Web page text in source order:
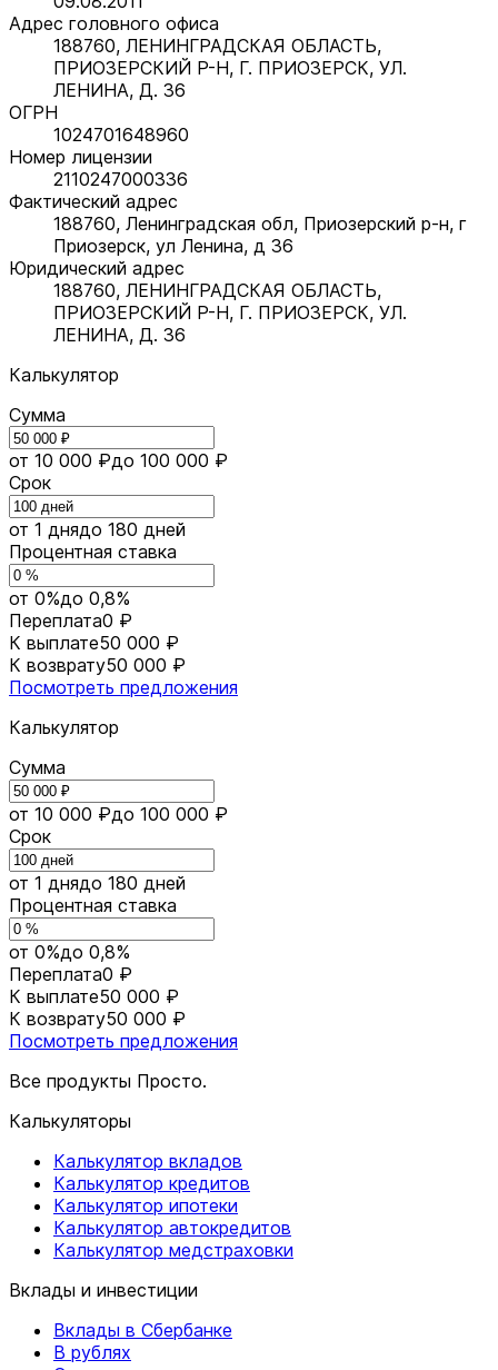
Адрес головного офиса
188760, ЛЕНИНГРАДСКАЯ ОБЛАСТЬ,
ПРИОЗЕРСКИЙ Р-Н, Г. ПРИОЗЕРСК, УЛ.
ЛЕНИНА, Д. 36
ОГРН
1024701648960
Номер лицензии
2110247000336
Фактический адрес
188760, Ленинградская обл, Приозерский р-н, г
Приозерск, ул Ленина, д 36
Юридический адрес
188760, ЛЕНИНГРАДСКАЯ ОБЛАСТЬ,
ПРИОЗЕРСКИЙ Р-Н, Г. ПРИОЗЕРСК, УЛ.
ЛЕНИНА, Д. 36
Калькулятор
Сумма
от 10 000 ₽до 100 000 ₽
Срок
от 1 днядо 180 дней
Процентная ставка
от 0%до 0,8%
Переплата0 ₽
К выплате50 000 ₽
К возврату50 000 ₽
Посмотреть предложения
Калькулятор
Сумма
от 10 000 ₽до 100 000 ₽
Срок
от 1 днядо 180 дней
Процентная ставка
от 0%до 0,8%
Переплата0 ₽
К выплате50 000 ₽
К возврату50 000 ₽
Посмотреть предложения
Все продукты Просто.
Калькуляторы
Калькулятор вкладов
Калькулятор кредитов
Калькулятор ипотеки
Калькулятор автокредитов
Калькулятор медстраховки
Вклады и инвестиции
Вклады в Сбербанке
В рублях